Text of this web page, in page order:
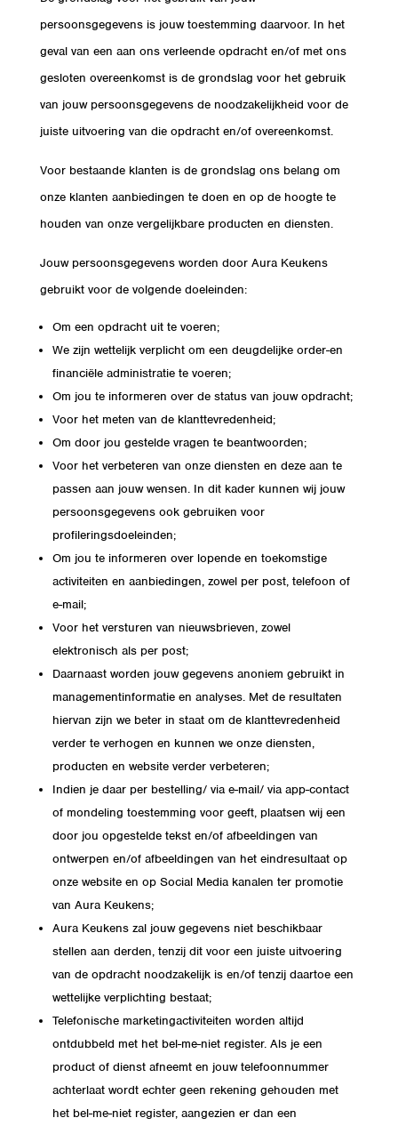
persoonsgegevens is jouw toestemming daarvoor. In het
geval van een aan ons verleende opdracht en/of met ons
gesloten overeenkomst is de grondslag voor het gebruik
van jouw persoonsgegevens de noodzakelijkheid voor de
juiste uitvoering van die opdracht en/of overeenkomst.
Voor bestaande klanten is de grondslag ons belang om
onze klanten aanbiedingen te doen en op de hoogte te
houden van onze vergelijkbare producten en diensten.
Jouw persoonsgegevens worden door Aura Keukens
gebruikt voor de volgende doeleinden:
Om een opdracht uit te voeren;
We zijn wettelijk verplicht om een deugdelijke order-en
financiële administratie te voeren;
Om jou te informeren over de status van jouw opdracht;
Voor het meten van de klanttevredenheid;
Om door jou gestelde vragen te beantwoorden;
Voor het verbeteren van onze diensten en deze aan te
passen aan jouw wensen. In dit kader kunnen wij jouw
persoonsgegevens ook gebruiken voor
profileringsdoeleinden;
Om jou te informeren over lopende en toekomstige
activiteiten en aanbiedingen, zowel per post, telefoon of
e-mail;
Voor het versturen van nieuwsbrieven, zowel
elektronisch als per post;
Daarnaast worden jouw gegevens anoniem gebruikt in
managementinformatie en analyses. Met de resultaten
hiervan zijn we beter in staat om de klanttevredenheid
verder te verhogen en kunnen we onze diensten,
producten en website verder verbeteren;
Indien je daar per bestelling/ via e-mail/ via app-contact
of mondeling toestemming voor geeft, plaatsen wij een
door jou opgestelde tekst en/of afbeeldingen van
ontwerpen en/of afbeeldingen van het eindresultaat op
onze website en op Social Media kanalen ter promotie
van Aura Keukens;
Aura Keukens zal jouw gegevens niet beschikbaar
stellen aan derden, tenzij dit voor een juiste uitvoering
van de opdracht noodzakelijk is en/of tenzij daartoe een
wettelijke verplichting bestaat;
Telefonische marketingactiviteiten worden altijd
ontdubbeld met het bel-me-niet register. Als je een
product of dienst afneemt en jouw telefoonnummer
achterlaat wordt echter geen rekening gehouden met
het bel-me-niet register, aangezien er dan een